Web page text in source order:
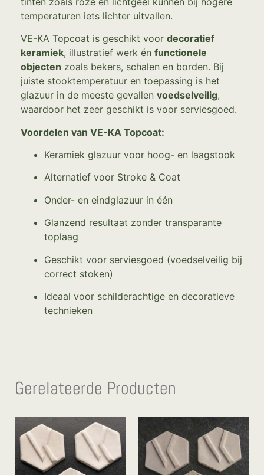
temperaturen iets lichter uitvallen.
VE-KA Topcoat is geschikt voor decoratief
keramiek, illustratief werk én functionele
objecten zoals bekers, schalen en borden. Bij
juiste stooktemperatuur en toepassing is het
glazuur in de meeste gevallen voedselveilig,
waardoor het zeer geschikt is voor serviesgoed.
Voordelen van VE-KA Topcoat:
Keramiek glazuur voor hoog- en laagstook
Alternatief voor Stroke & Coat
Onder- en eindglazuur in één
Glanzend resultaat zonder transparante
toplaag
Geschikt voor serviesgoed (voedselveilig bij
correct stoken)
Ideaal voor schilderachtige en decoratieve
technieken
Gerelateerde Producten